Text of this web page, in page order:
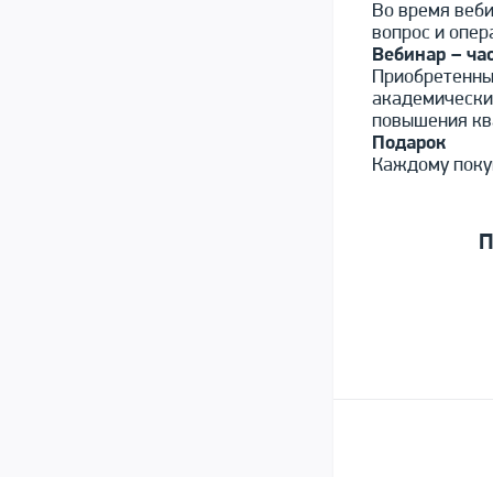
Во время
вопрос и
Вебинар –
повышения
Подарок
Каждому